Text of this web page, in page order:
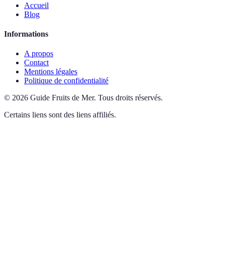
Accueil
Blog
Informations
A propos
Contact
Mentions légales
Politique de confidentialité
© 2026 Guide Fruits de Mer. Tous droits réservés.
Certains liens sont des liens affiliés.